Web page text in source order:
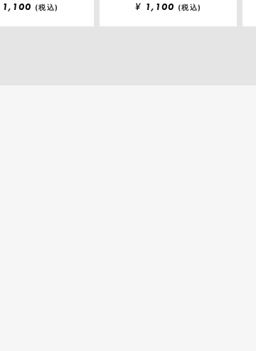
1,100 (税込) ¥ 1,100 (税込)